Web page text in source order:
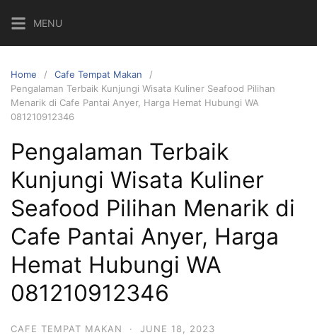
content
MENU
Home
Cafe Tempat Makan
Pengalaman Terbaik Kunjungi Wisata Kuliner Seafood Pilihan
Menarik di Cafe Pantai Anyer, Harga Hemat Hubungi WA
081210912346
Pengalaman Terbaik
Kunjungi Wisata Kuliner
Seafood Pilihan Menarik di
Cafe Pantai Anyer, Harga
Hemat Hubungi WA
081210912346
CAFE TEMPAT MAKAN · JUNE 18, 2023